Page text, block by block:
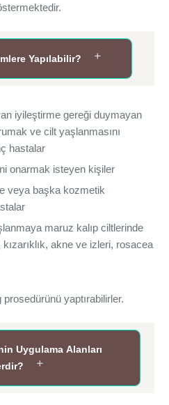
Yapılabilir?
iyileştirme gereği duymayan
ve cilt yaşlanmasını
hastalar
onarmak isteyen kişiler
veya başka kozmetik
maruz kalıp ciltlerinde
akne ve izleri, rosacea
yaptırabilirler.
Uygulama Alanları